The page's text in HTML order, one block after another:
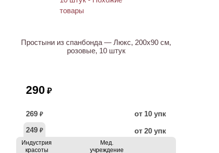
Простыни из спанбонда — Люкс, 200х90 см,
розовые, 10 штук
290 ₽
269 ₽
от 10 упк
249 ₽ от 20 упк
Индустрия
красоты
Мед.
учреждение